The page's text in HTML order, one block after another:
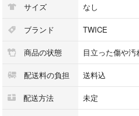
サイズ なし
ブランド TWICE
商品の状態 目立った傷や汚
配送料の負担 送料込
配送方法 未定